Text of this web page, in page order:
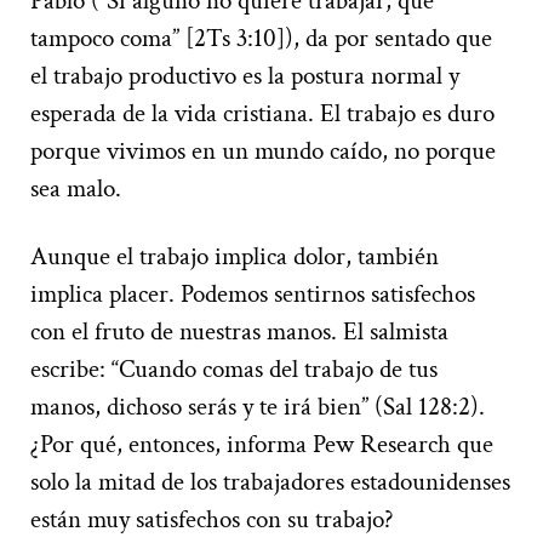
tampoco coma” [2Ts 3:10]), da por sentado que
el trabajo productivo es la postura normal y
esperada de la vida cristiana. El trabajo es duro
porque vivimos en un mundo caído, no porque
sea malo.
Aunque el trabajo implica dolor, también
implica placer. Podemos sentirnos satisfechos
con el fruto de nuestras manos. El salmista
escribe: “Cuando comas del trabajo de tus
manos, dichoso serás y te irá bien” (Sal 128:2).
¿Por qué, entonces, informa Pew Research que
solo la mitad de los trabajadores estadounidenses
están muy satisfechos con su trabajo?